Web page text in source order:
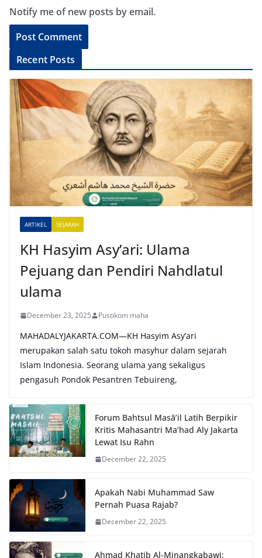
Notify me of new posts by email.
l
a
t
i
v
Recent Posts
ARTIKEL SEJARAH
KH Hasyim Asy’ari: Ulama
Pejuang dan Pendiri Nahdlatul
ulama
December 23, 2025 Pustikom maha
MAHADALYJAKARTA.COM—KH Hasyim Asy’ari
merupakan salah satu tokoh masyhur dalam sejarah
Islam Indonesia. Seorang ulama yang sekaligus
pengasuh Pondok Pesantren Tebuireng,
Forum Bahtsul Masā’il Latih Berpikir
Kritis Mahasantri Ma’had Aly Jakarta
Lewat Isu Rahn
December 22, 2025
Apakah Nabi Muhammad Saw
Pernah Puasa Rajab?
December 22, 2025
Ahmad Khatib Al-Minangkabawi: